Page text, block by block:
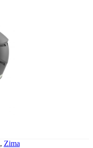
, Zima